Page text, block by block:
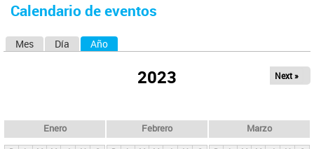
d
usted
Calendario de eventos
Mes Día Año
2023 Next »
Enero Febrero Marzo